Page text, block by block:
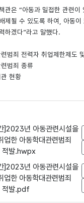
관은 “아동과 밀접한 관련이
제될 수 있도록 하여, 아동이
하겠다”라고 말했다.
범죄 전력자 취업제한제도
범죄 종류
현황
]2023년 아동관련시설을
업한 아동학대관련범죄
적발.hwpx
]2023년 아동관련시설을
업한 아동학대관련범죄
적발.pdf